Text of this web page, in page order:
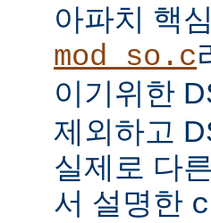
아파치 핵
mod_so.c
이기위한
제외하고
실제로 다
서 설명한